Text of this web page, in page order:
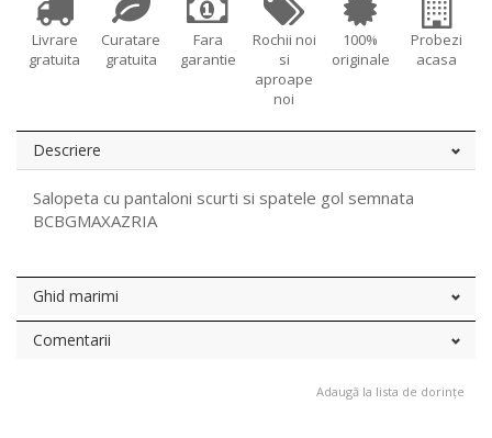
Livrare
gratuita
Curatare
gratuita
Fara
garantie
Rochii noi
si
aproape
noi
100%
originale
Probezi
acasa
Descriere
Salopeta cu pantaloni scurti si spatele gol semnata
BCBGMAXAZRIA
Ghid marimi
Comentarii
Adaugă la lista de dorințe